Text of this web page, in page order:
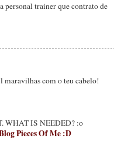
personal trainer que contrato de
maravilhas com o teu cabelo!
WHAT IS NEEDED? :o
Pieces Of Me :D